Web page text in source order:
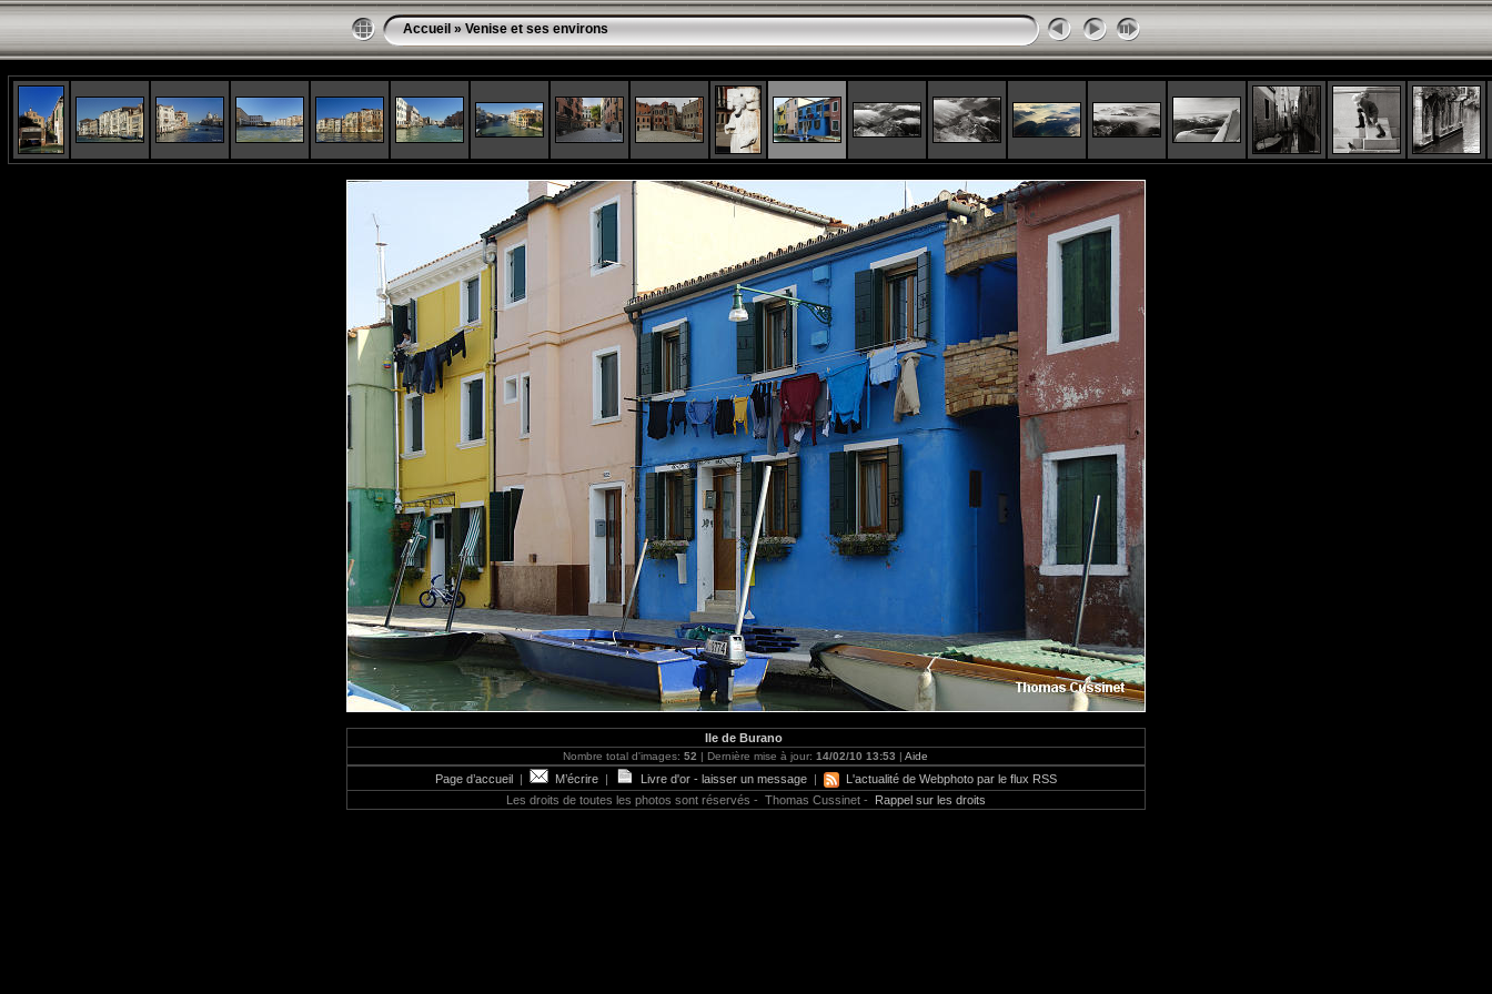
Accueil » Venise et ses environs
Ile de Burano
Nombre total d'images:52 | Dernière mise à jour:14/02/10 13:53 |Aide
Page d’accueil| M’écrire| Livre d'or - laisser un message|
L'actualité de Webphoto par le flux RSS
Les droits de toutes les photos sont réservés - Thomas Cussinet - Rappel sur les droits